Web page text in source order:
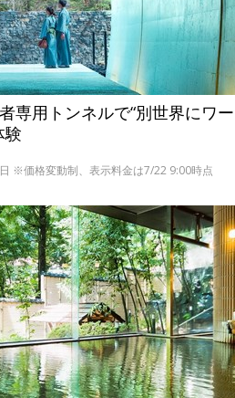
専用トンネルで“別世界にワ
験
※価格変動制、表示料金は7/22 9:00時点